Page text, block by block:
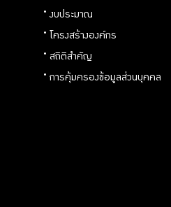
งบประมาณ
โครงสร้างองค์กร
สถิติสำคัญ
การคุ้มครองข้อมูลส่วนบุคคล